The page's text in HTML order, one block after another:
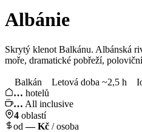
Albánie
Skrytý klenot Balkánu. Albánská
moře, dramatické pobřeží,
Balkán Letová doba ~2,5 h
… hotelů
… All inclusive
4 oblastí
od—Kč / osoba